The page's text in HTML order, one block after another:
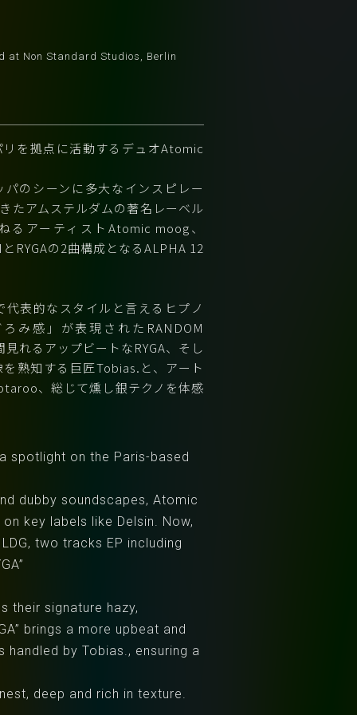
at Non Standard Studios, Berlin
を拠点に活動するデュオAtomic
のシーンに多大なインスピレー
たアムステルダムの著名レーベル
るアーティストAtomic moog、
RYGAの2曲構成となるALPHA 12
表的なスタイルと言えるヒプノ
み感」が表現されたRANDOM
れるアップビートなRYGA、そし
熟知する巨匠Tobias.と、アート
、総じて燻し銀テクノを体感
spotlight on the Paris-based
dubby soundscapes, Atomic
key labels like Delsin. Now,
two tracks EP including
their signature hazy,
brings a more upbeat and
by Tobias., ensuring a
deep and rich in texture.